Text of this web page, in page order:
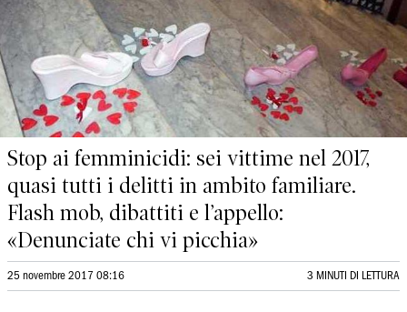
Stop ai femminicidi: sei vittime nel 2017,
quasi tutti i delitti in ambito familiare.
Flash mob, dibattiti e l’appello:
«Denunciate chi vi picchia»
25 novembre 2017 08:16 3 MINUTI DI LETTURA